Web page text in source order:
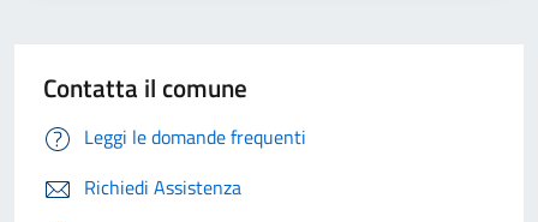
Contatta il comune
Leggi le domande frequenti
Richiedi Assistenza